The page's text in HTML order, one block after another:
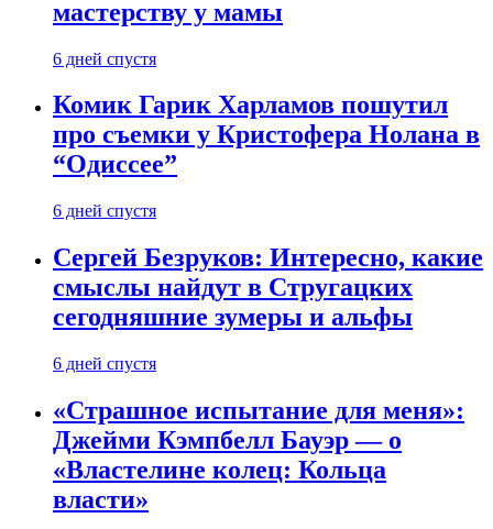
мастерству у мамы
6 дней спустя
Комик Гарик Харламов пошутил
про съемки у Кристофера Нолана в
“Одиссее”
6 дней спустя
Сергей Безруков: Интересно, какие
смыслы найдут в Стругацких
сегодняшние зумеры и альфы
6 дней спустя
«Страшное испытание для меня»:
Джейми Кэмпбелл Бауэр — о
«Властелине колец: Кольца
власти»